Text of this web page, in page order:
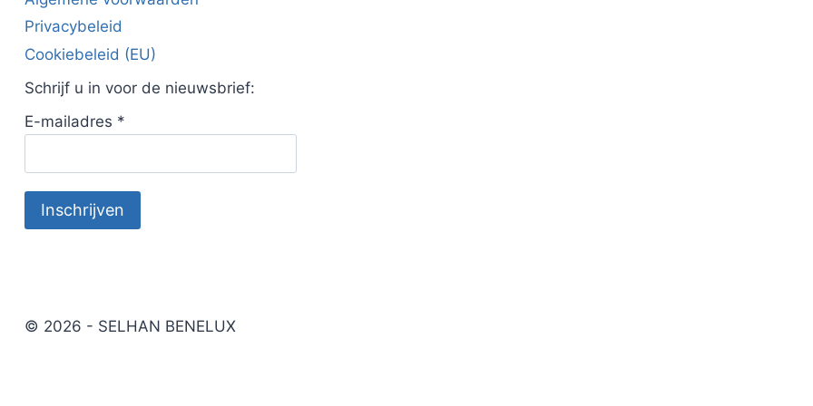
Privacybeleid
Cookiebeleid (EU)
Schrijf u in voor de nieuwsbrief:
E-mailadres *
© 2026 - SELHAN BENELUX